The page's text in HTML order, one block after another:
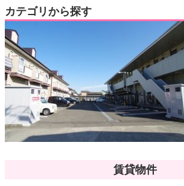
カテゴリから探す
賃貸物件